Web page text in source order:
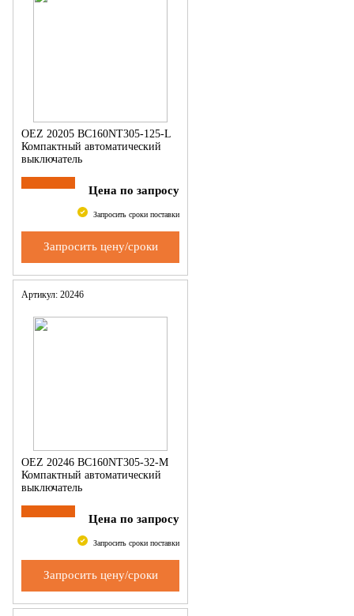
OEZ 20205 BC160NT305-125-L
Компактный автоматический
выключатель
Цена по запросу
Запросить сроки поставки
Запросить цену/сроки
Артикул: 20246
OEZ 20246 BC160NT305-32-M
Компактный автоматический
выключатель
Цена по запросу
Запросить сроки поставки
Запросить цену/сроки